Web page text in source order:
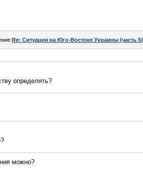
Re: Ситуация на Юго-Востоке Украины (часть 5)
определять?
можно?